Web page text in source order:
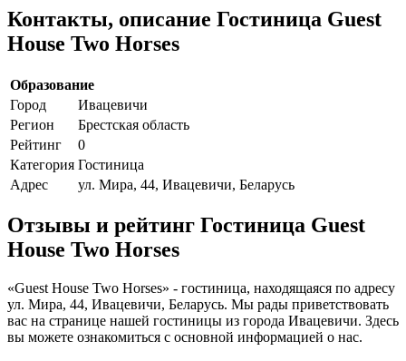
Контакты, описание Гостиница Guest
House Two Horses
Образование
Город
Ивацевичи
Регион
Брестская область
Рейтинг
0
Категория Гостиница
Адрес
ул. Мира, 44, Ивацевичи, Беларусь
Отзывы и рейтинг Гостиница Guest
House Two Horses
«Guest House Two Horses» - гостиница, находящаяся по адресу
ул. Мира, 44, Ивацевичи, Беларусь. Мы рады приветствовать
вас на странице нашей гостиницы из города Ивацевичи. Здесь
вы можете ознакомиться с основной информацией о нас.